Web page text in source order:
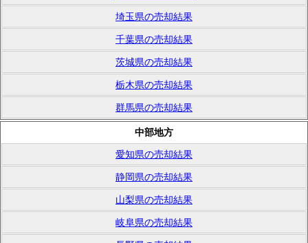
埼玉県の売却結果
千葉県の売却結果
茨城県の売却結果
栃木県の売却結果
群馬県の売却結果
中部地方
愛知県の売却結果
静岡県の売却結果
山梨県の売却結果
岐阜県の売却結果